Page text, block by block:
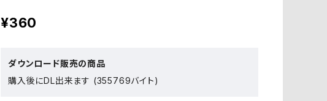
¥360
ダウンロード販売の商品
購入後にDL出来ます (355769バイト)